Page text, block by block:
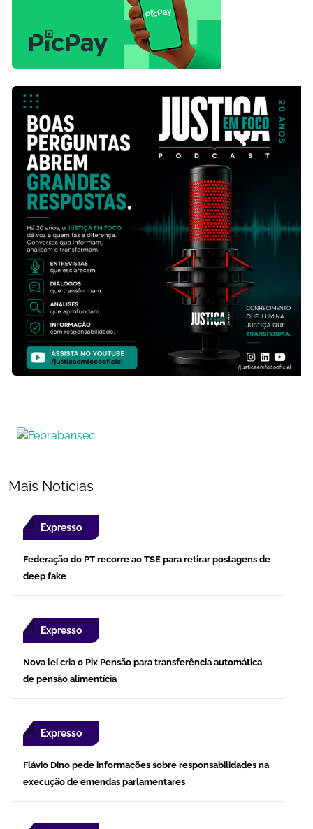
Mais Noticias
Expresso
Federação do PT recorre ao TSE para retirar postagens de
deep fake
Expresso
Nova lei cria o Pix Pensão para transferência automática
de pensão alimentícia
Expresso
Flávio Dino pede informações sobre responsabilidades na
execução de emendas parlamentares